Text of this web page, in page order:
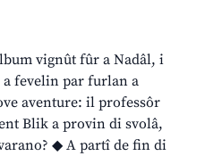
vignût fûr a Nadâl, i
fevelin par furlan a
aventure: il professôr
Blik a provin di svolâ,
◆ A partî de fin di